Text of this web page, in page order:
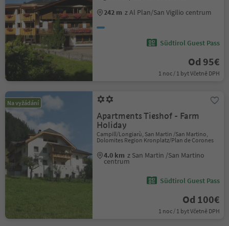
242 m z Al Plan/San Vigilio centrum
Südtirol Guest Pass
Od 95€
1 noc / 1 byt Včetně DPH
Na vyžádání
Apartments Tieshof - Farm
Holiday
Campill/Longiarù, San Martin /San Martino,
Dolomites Region Kronplatz/Plan de Corones
4.0 km z San Martin /San Martino
centrum
Südtirol Guest Pass
Od 100€
1 noc / 1 byt Včetně DPH